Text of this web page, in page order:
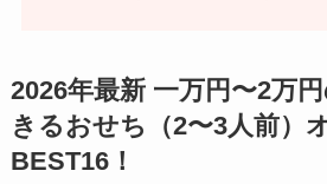
2026年最新 一万円〜2万
きるおせち（2〜3人前）
BEST16！